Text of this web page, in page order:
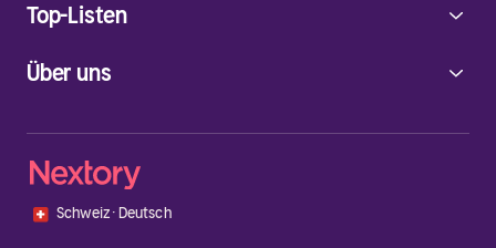
Über uns
Top-Listen
🇨🇭 Schweiz·Deutsch